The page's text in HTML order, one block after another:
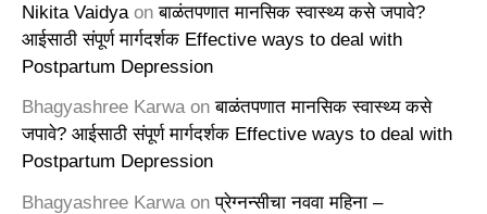
Nikita Vaidya onबाळंतपणात मानसिक स्वास्थ्य कसे जपावे?
आईसाठी संपूर्ण मार्गदर्शक Effective ways to deal with
Postpartum Depression
Bhagyashree Karwaonबाळंतपणात मानसिक स्वास्थ्य कसे
जपावे? आईसाठी संपूर्ण मार्गदर्शक Effective ways to deal with
Postpartum Depression
Bhagyashree Karwaonप्रेग्नन्सीचा नववा महिना –